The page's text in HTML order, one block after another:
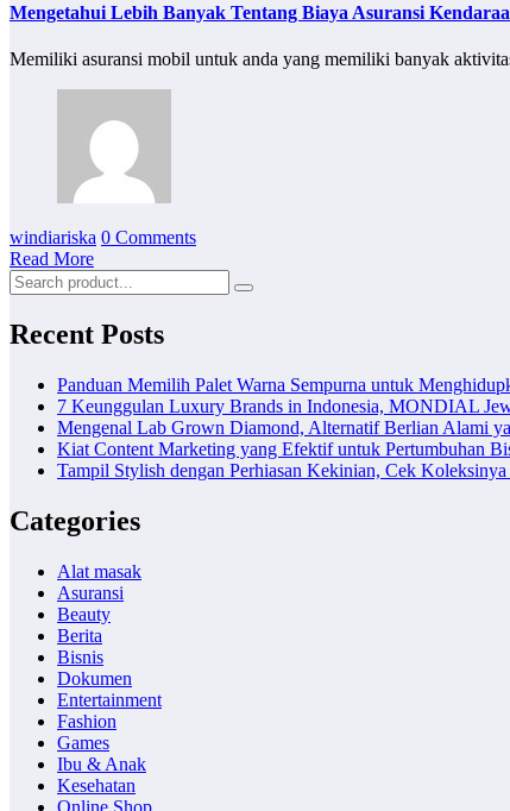
Mengetahui Lebih Banyak Tentang Biaya Asuransi
Memiliki asuransi mobil untuk anda yang memiliki banyak
windiariska 0 Comments
Read More
Recent Posts
Panduan Memilih Palet Warna Sempurna untuk
7 Keunggulan Luxury Brands in Indonesia, MONDIAL
Mengenal Lab Grown Diamond, Alternatif Berlian Alami
Kiat Content Marketing yang Efektif untuk Pertumbuhan
Tampil Stylish dengan Perhiasan Kekinian, Cek
Categories
Alat masak
Asuransi
Beauty
Berita
Bisnis
Dokumen
Entertainment
Fashion
Games
Ibu & Anak
Kesehatan
Online Shop